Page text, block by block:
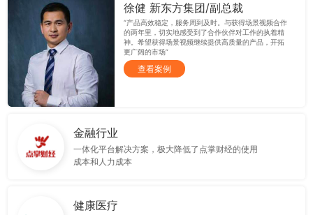
徐健 新东方集团/副总裁
“产品高效稳定，服务周到及时。与获得场景视频合作
的两年里，切实地感受到了合作伙伴对工作的执着精
神。希望获得场景视频继续提供高质量的产品，开拓
更广阔的市场”
查看案例
金融行业
一体化平台解决方案，极大降低了点掌财经的使用
成本和人力成本
健康医疗